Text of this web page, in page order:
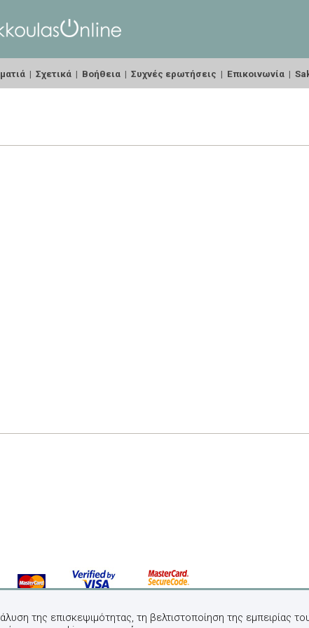
| Σχετικά | Βοήθεια | Συχνές ερωτήσεις | Επικοινωνία |
της επισκεψιμότητας, τη βελτιστοποίηση της εμπειρίας